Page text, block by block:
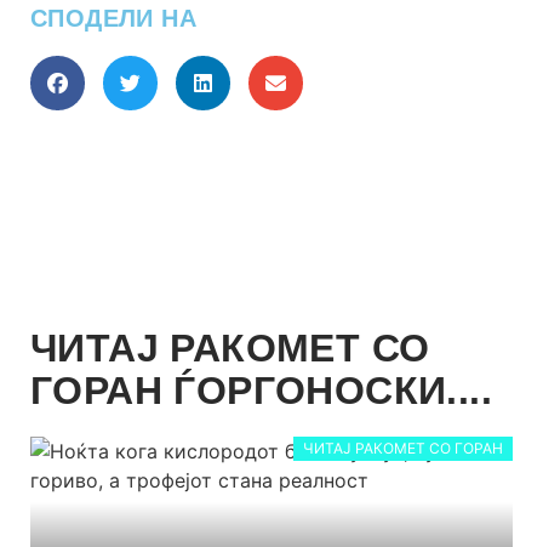
СПОДЕЛИ НА
ЧИТАЈ РАКОМЕТ СО
ГОРАН ЃОРГОНОСКИ....
ЧИТАЈ РАКОМЕТ СО ГОРАН